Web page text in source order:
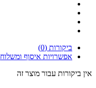
ביקורות (0)
אפשרויות איסוף ומשלוח
אין ביקורות עבור מוצר זה